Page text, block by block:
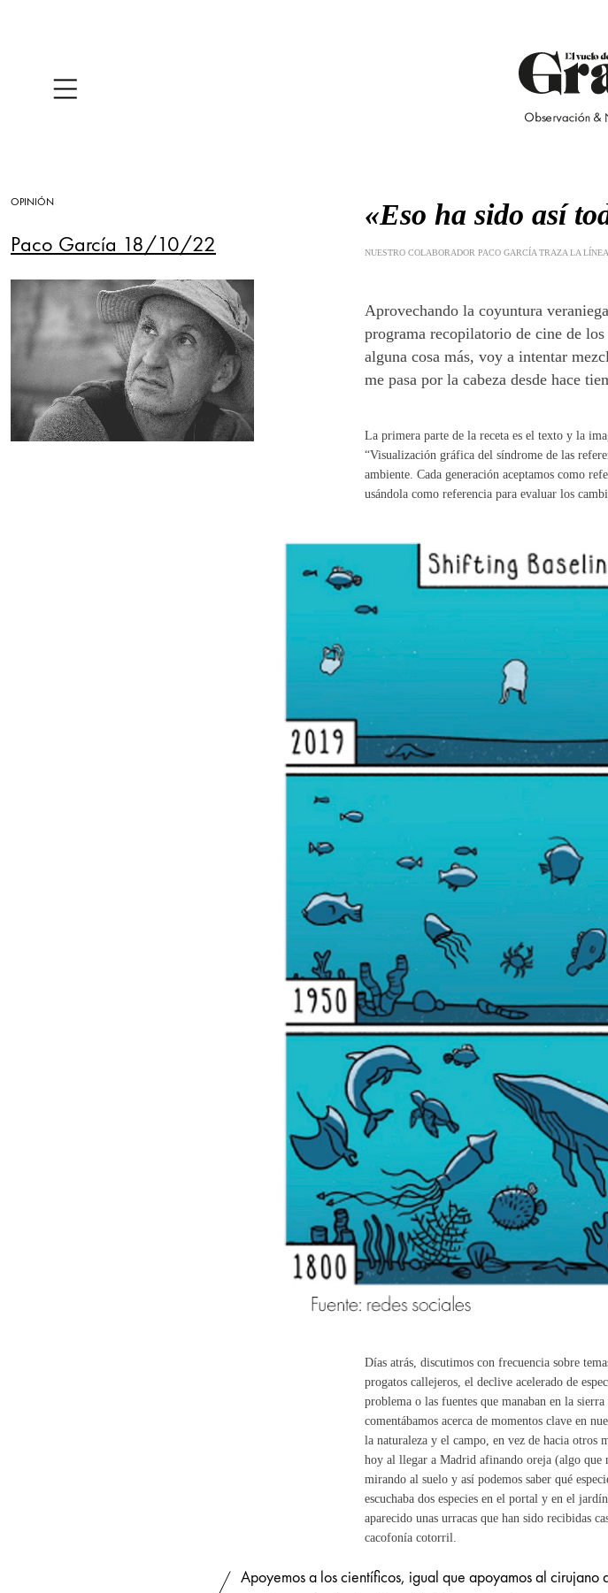
OPINIÓN
Paco García 18/10/22
«Eso ha sido así
NUESTRO COLABORADOR PACO GARCÍA TRAZA LA
Aprovechando la coyuntura
programa recopilatorio de cine de
alguna cosa más, voy a intentar
me pasa por la cabeza desde hace
La primera parte de la receta es el texto y la
“Visualización gráfica del síndrome de las
ambiente. Cada generación aceptamos como
usándola como referencia para evaluar los
Días atrás, discutimos con frecuencia sobre
progatos callejeros, el declive acelerado de
problema o las fuentes que manaban en la
comentábamos acerca de momentos clave en
la naturaleza y el campo, en vez de hacia otros
hoy al llegar a Madrid afinando oreja (algo que
mirando al suelo y así podemos saber qué
escuchaba dos especies en el portal y en el
aparecido unas urracas que han sido recibidas
cacofonía cotorril.
Apoyemos a los científicos, igual que apoyamos al cirujano